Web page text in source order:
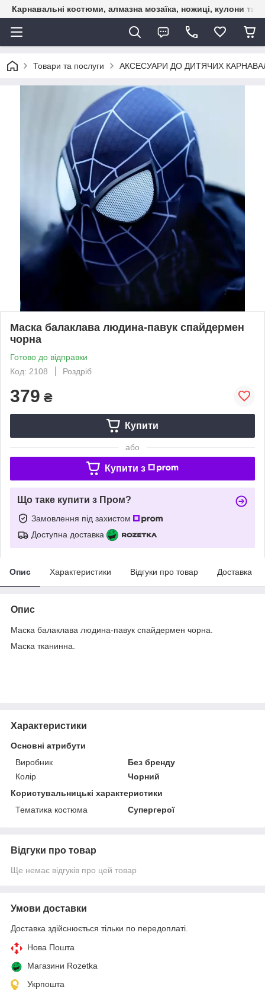
Карнавальні костюми, алмазна мозаїка, ножиці, кулони та
Товари та послуги АКСЕСУАРИ ДО ДИТЯЧИХ
Маска балаклава людина-павук спайдермен
чорна
Готово до відправки
Код: 2108
Роздріб
379 ₴
Купити
або
Купити з
Що таке купити з Пром?
Замовлення під захистом
Доступна доставка
Опис Характеристики Відгуки про товар Доставка
Опис
Маска балаклава людина-павук спайдермен чорна.
Маска тканинна.
Характеристики
Основні атрибути
Виробник
Без бренду
Колір
Чорний
Користувальницькі характеристики
Тематика костюма
Супергерої
Відгуки про товар
Ще немає відгуків про цей товар
Умови доставки
Доставка здійснюється тільки по передоплаті.
Нова Пошта
Магазини Rozetka
Укрпошта